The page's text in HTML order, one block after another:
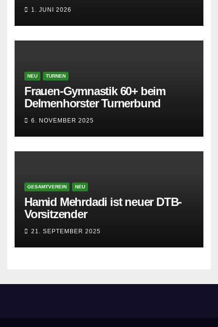
1. JUNI 2026
NEU TURNEN
Frauen-Gymnastik 60+ beim
Delmenhorster Turnerbund
6. NOVEMBER 2025
GESAMTVEREIN NEU
Hamid Mehrdadi ist neuer DTB-
Vorsitzender
21. SEPTEMBER 2025